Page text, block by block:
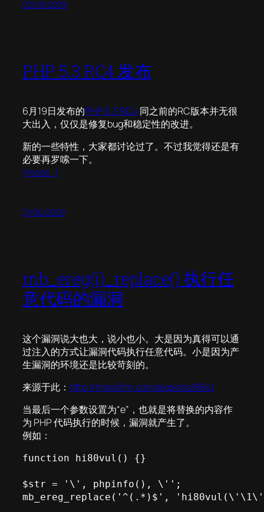
02/09/2009
PHP 5.3 RC4 发布
6月19日发布的PHP 5.3 RC4同之前的RC版本并无很
大出入，仅仅是修复bug和稳定性的改进。
新的一些特性，大家都讨论过了。不过我觉得还是有
必要再罗嗦一下。
(more…)
21/06/2009
mb_ereg(i)_replace() 执行任
意代码的漏洞
这个漏洞说大也大，说小也小。大是因为真得可以通
过注入的方式让漏洞代码执行任意代码。小是因为产
生漏洞的环境还是比较苛刻的。
来源于此： http://milw0rm.com/exploits/8641
当最后一个参数设置为“e”，也就是将替换的内容作
为 PHP 代码执行的时候，漏洞就产生了。
例如：
function hi80vul() {}
$str = '\', phpinfo(), \'';
mb_ereg_replace('^(.*)$',